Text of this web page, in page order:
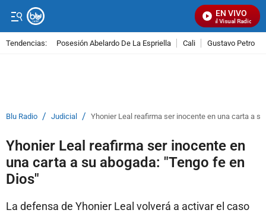
EN VIVO
Señal Visual Radio
Tendencias: Posesión Abelardo De La Espriella Cali Gustavo Petro
Blu Radio / Judicial / Yhonier Leal reafirma ser inocente en una carta a
Yhonier Leal reafirma ser inocente en
una carta a su abogada: "Tengo fe en
Dios"
La defensa de Yhonier Leal volverá a activar el caso